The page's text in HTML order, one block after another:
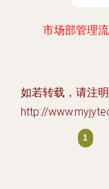
市场部管理
如若转载，请注明
http://
1